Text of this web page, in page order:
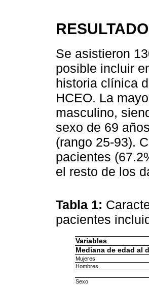
Se asistieron
posible incluir
historia clínica
HCEO. La
masculino,
sexo de 69
(rango 25-93).
pacientes
el resto de los
Tabla 1:
pacientes
Variables
Mediana de edad al
Mujeres
Hombres
Sexo